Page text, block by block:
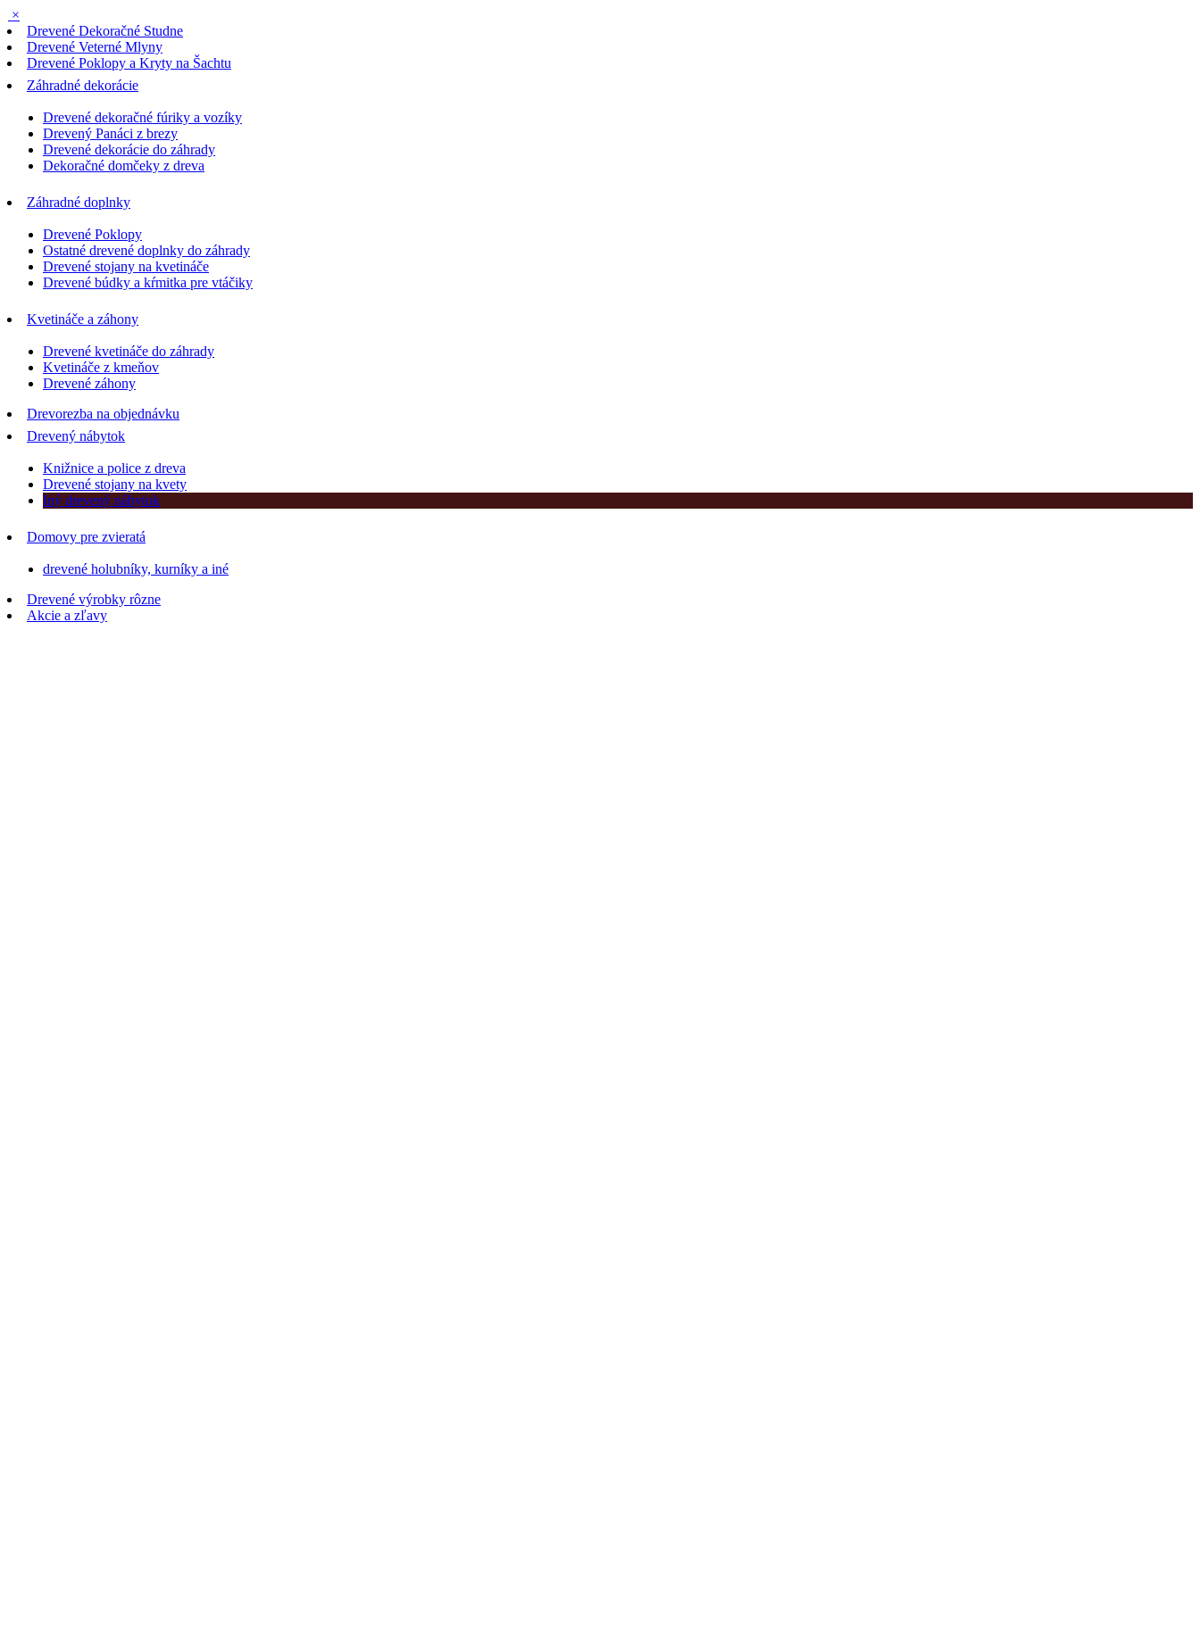
×
Drevené Dekoračné Studne
Drevené Veterné Mlyny
Drevené Poklopy a Kryty na Šachtu
Záhradné dekorácie
Drevené dekoračné fúriky a vozíky
Drevený Panáci z brezy
Drevené dekorácie do záhrady
Dekoračné domčeky z dreva
Záhradné doplnky
Drevené Poklopy
Ostatné drevené doplnky do záhrady
Drevené stojany na kvetináče
Drevené búdky a kŕmitka pre vtáčiky
Kvetináče a záhony
Drevené kvetináče do záhrady
Kvetináče z kmeňov
Drevené záhony
Drevorezba na objednávku
Drevený nábytok
Knižnice a police z dreva
Drevené stojany na kvety
Iný drevený nábytok
Domovy pre zvieratá
drevené holubníky, kurníky a iné
Drevené výrobky rôzne
Akcie a zľavy